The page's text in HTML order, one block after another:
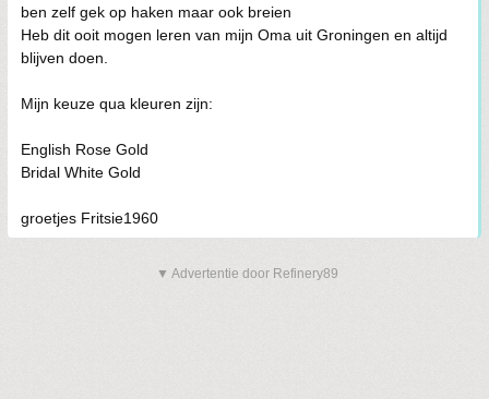
ben zelf gek op haken maar ook breien
Heb dit ooit mogen leren van mijn Oma uit Groningen en altijd
blijven doen.
Mijn keuze qua kleuren zijn:
English Rose Gold
Bridal White Gold
groetjes Fritsie1960
▼ Advertentie door Refinery89